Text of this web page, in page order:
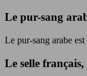
Le pur-sang
Le pur-sang arabe
Le selle